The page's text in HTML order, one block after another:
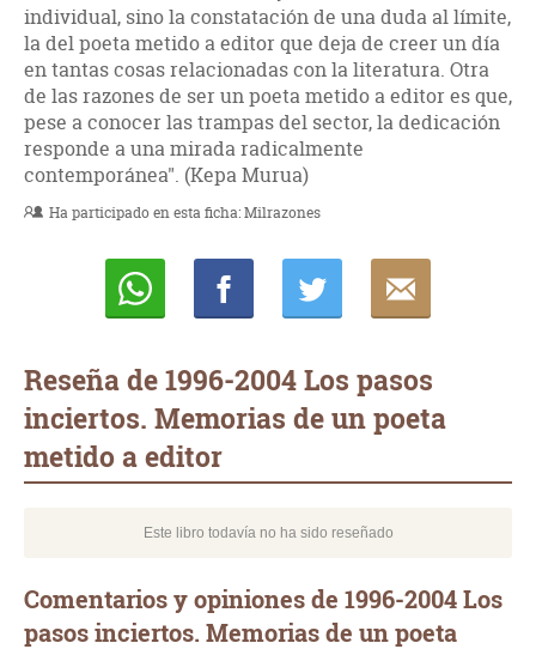
individual, sino la constatación de una duda al límite,
la del poeta metido a editor que deja de creer un día
en tantas cosas relacionadas con la literatura. Otra
de las razones de ser un poeta metido a editor es que,
pese a conocer las trampas del sector, la dedicación
responde a una mirada radicalmente
contemporánea". (Kepa Murua)
Ha participado en esta ficha:Milrazones
Reseña de 1996-2004 Los pasos
inciertos. Memorias de un poeta
metido a editor
Este libro todavía no ha sido reseñado
Comentarios y opiniones de 1996-2004 Los
pasos inciertos. Memorias de un poeta